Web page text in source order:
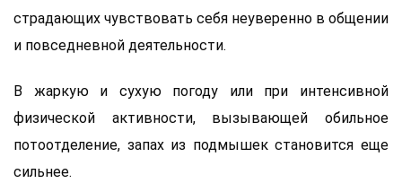
страдающих чувствовать себя неуверенно в общении
и повседневной деятельности.
В жаркую и сухую погоду или при интенсивной
физической активности, вызывающей обильное
потоотделение, запах из подмышек становится еще
сильнее.